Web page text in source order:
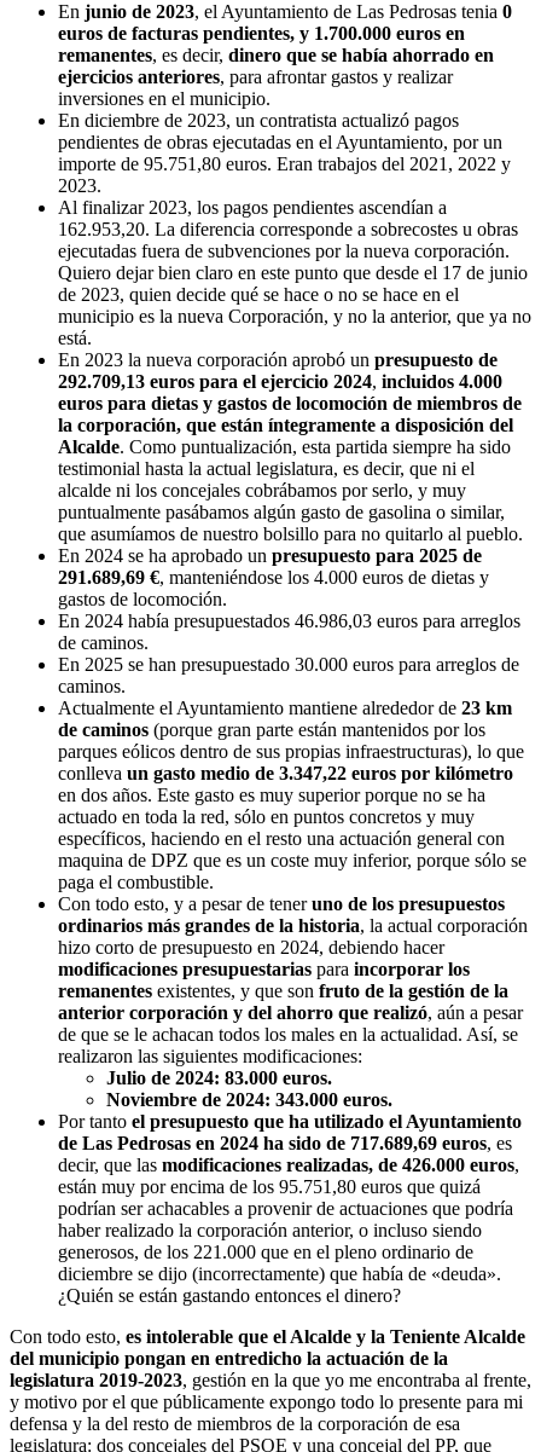
En junio de 2023, el Ayuntamiento de Las Pedrosas tenia 0
euros de facturas pendientes, y 1.700.000 euros en
remanentes, es decir, dinero que se había ahorrado en
ejercicios anteriores, para afrontar gastos y realizar
inversiones en el municipio.
En diciembre de 2023, un contratista actualizó pagos
pendientes de obras ejecutadas en el Ayuntamiento, por un
importe de 95.751,80 euros. Eran trabajos del 2021, 2022 y
2023.
Al finalizar 2023, los pagos pendientes ascendían a
162.953,20. La diferencia corresponde a sobrecostes u obras
ejecutadas fuera de subvenciones por la nueva corporación.
Quiero dejar bien claro en este punto que desde el 17 de junio
de 2023, quien decide qué se hace o no se hace en el
municipio es la nueva Corporación, y no la anterior, que ya no
está.
En 2023 la nueva corporación aprobó un presupuesto de
292.709,13 euros para el ejercicio 2024, incluidos 4.000
euros para dietas y gastos de locomoción de miembros de
la corporación, que están íntegramente a disposición del
Alcalde. Como puntualización, esta partida siempre ha sido
testimonial hasta la actual legislatura, es decir, que ni el
alcalde ni los concejales cobrábamos por serlo, y muy
puntualmente pasábamos algún gasto de gasolina o similar,
que asumíamos de nuestro bolsillo para no quitarlo al pueblo.
En 2024 se ha aprobado un presupuesto para 2025 de
291.689,69 €, manteniéndose los 4.000 euros de dietas y
gastos de locomoción.
En 2024 había presupuestados 46.986,03 euros para arreglos
de caminos.
En 2025 se han presupuestado 30.000 euros para arreglos de
caminos.
Actualmente el Ayuntamiento mantiene alrededor de 23 km
de caminos (porque gran parte están mantenidos por los
parques eólicos dentro de sus propias infraestructuras), lo que
conlleva un gasto medio de 3.347,22 euros por kilómetro
en dos años. Este gasto es muy superior porque no se ha
actuado en toda la red, sólo en puntos concretos y muy
específicos, haciendo en el resto una actuación general con
maquina de DPZ que es un coste muy inferior, porque sólo se
paga el combustible.
Con todo esto, y a pesar de teneruno de los presupuestos
ordinarios más grandes de la historia, la actual corporación
hizo corto de presupuesto en 2024, debiendo hacer
modificaciones presupuestarias para incorporar los
remanentes existentes, y que son fruto de la gestión de la
anterior corporación y del ahorro que realizó, aún a pesar
de que se le achacan todos los males en la actualidad. Así, se
realizaron las siguientes modificaciones:
Julio de 2024: 83.000 euros.
Noviembre de 2024: 343.000 euros.
Por tanto el presupuesto que ha utilizado el Ayuntamiento
de Las Pedrosas en 2024 ha sido de 717.689,69 euros, es
decir, que las modificaciones realizadas, de 426.000 euros,
están muy por encima de los 95.751,80 euros que quizá
podrían ser achacables a provenir de actuaciones que podría
haber realizado la corporación anterior, o incluso siendo
generosos, de los 221.000 que en el pleno ordinario de
diciembre se dijo (incorrectamente) que había de «deuda».
¿Quién se están gastando entonces el dinero?
Con todo esto, es intolerable que el Alcalde y la Teniente Alcalde
del municipio pongan en entredicho la actuación de la
legislatura 2019-2023, gestión en la que yo me encontraba al frente,
y motivo por el que públicamente expongo todo lo presente para mi
defensa y la del resto de miembros de la corporación de esa
legislatura: dos concejales del PSOE y una concejal del PP, que